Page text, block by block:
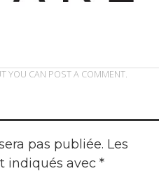
YOU CAN POST A COMMENT.
pas publiée. Les
indiqués avec *